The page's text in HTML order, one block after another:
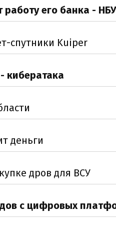
его банка - НБУ
спутники Kuiper
кибератака
деньги
дров для ВСУ
с цифровых